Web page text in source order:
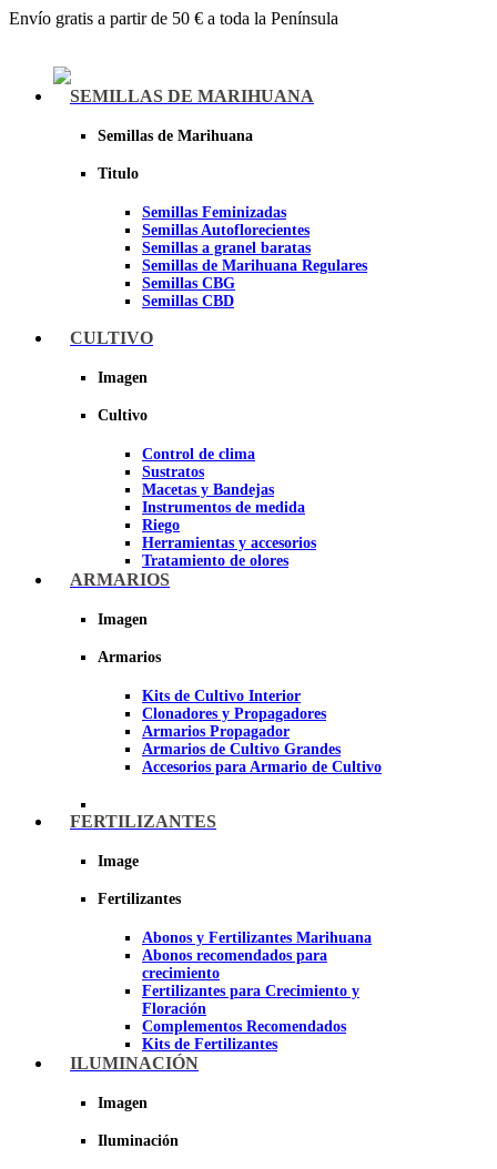
Envío gratis a partir de 50 € a toda la Península
SEMILLAS DE MARIHUANA
Semillas de Marihuana
Titulo
Semillas Feminizadas
Semillas Autoflorecientes
Semillas a granel baratas
Semillas de Marihuana Regulares
Semillas CBG
Semillas CBD
Sheer seeds
CULTIVO
Imagen
Cultivo
Control de clima
Sustratos
Macetas y Bandejas
Instrumentos de medida
Riego
Herramientas y accesorios
Tratamiento de olores
Insecticidas y fungicidas
Papel Reflectante para cultivo de
ARMARIOS
Imagen
Armarios
Kits de Cultivo Interior
Clonadores y Propagadores
Armarios Propagador
Armarios de Cultivo Grandes
Accesorios para Armario de Cultivo
FERTILIZANTES
Image
Fertilizantes
Abonos y Fertilizantes Marihuana
Abonos recomendados para
crecimiento
Fertilizantes para Crecimiento y
Floración
Complementos Recomendados
Kits de Fertilizantes
ILUMINACIÓN
Imagen
Iluminación